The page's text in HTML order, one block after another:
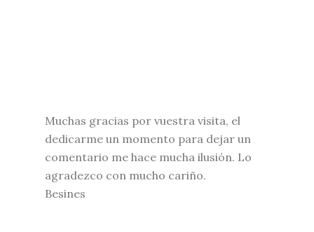
Muchas gracias por vuestra visita, el
dedicarme un momento para dejar un
comentario me hace mucha ilusión. Lo
agradezco con mucho cariño.
Besines